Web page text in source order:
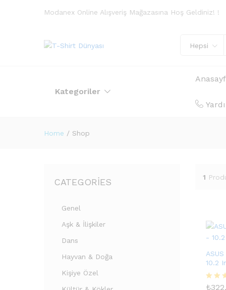
Modanex Online Alışveriş Mağazasına Hoş Geldiniz! !
Hepsi
Kategoriler
Home / Shop
1
10.2
5
₺
₺
CATEGORIES
Genel
Aşk & İlişkiler
Dans
Hayvan & Doğa
Kişiye Özel